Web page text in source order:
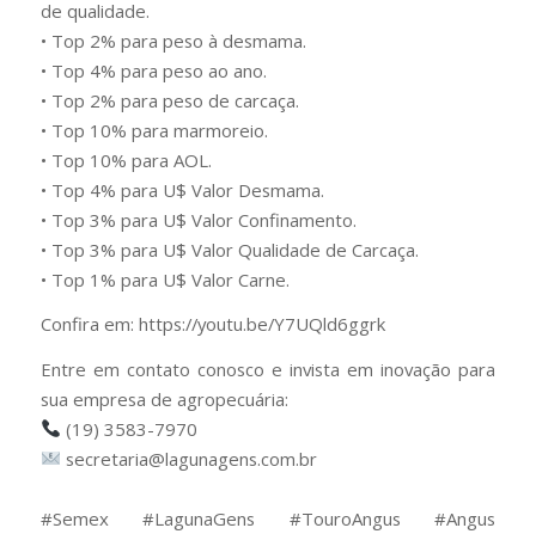
de qualidade.
• Top 2% para peso à desmama.
• Top 4% para peso ao ano.
• Top 2% para peso de carcaça.
• Top 10% para marmoreio.
• Top 10% para AOL.
• Top 4% para U$ Valor Desmama.
• Top 3% para U$ Valor Confinamento.
• Top 3% para U$ Valor Qualidade de Carcaça.
• Top 1% para U$ Valor Carne.
Confira em: https://youtu.be/Y7UQld6ggrk
Entre em contato conosco e invista em inovação para
sua empresa de agropecuária:
(19) 3583-7970
secretaria@lagunagens.com.br
#Semex #LagunaGens #TouroAngus #Angus